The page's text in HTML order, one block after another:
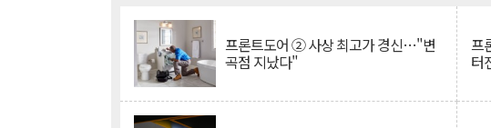
프론트도어 ② 사상 최고가 경신…"변
곡점 지났다"
프
터